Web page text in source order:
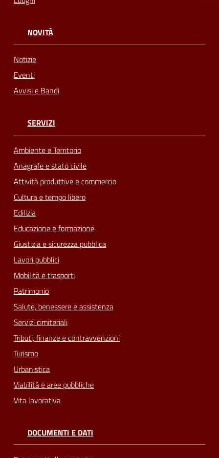
NOVITÀ
Notizie
Eventi
Avvisi e Bandi
SERVIZI
Ambiente e Territorio
Anagrafe e stato civile
Attività produttive e commercio
Cultura e tempo libero
Edilizia
Educazione e formazione
Giustizia e sicurezza pubblica
Lavori pubblici
Mobilità e trasporti
Patrimonio
Salute, benessere e assistenza
Servizi cimiteriali
Tributi, finanze e contravvenzioni
Turismo
Urbanistica
Viabilità e aree pubbliche
Vita lavorativa
DOCUMENTI E DATI